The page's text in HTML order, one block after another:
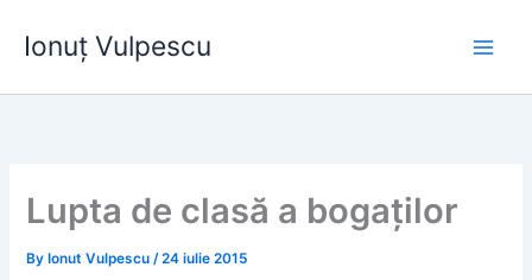
Ionuț Vulpescu
Lupta de clasă a bogaților
By Ionut Vulpescu/24 iulie 2015